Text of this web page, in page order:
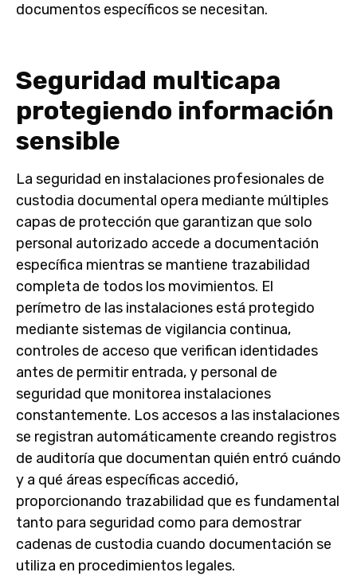
documentos específicos se necesitan.
Seguridad multicapa
protegiendo información
sensible
La seguridad en instalaciones profesionales de
custodia documental opera mediante múltiples
capas de protección que garantizan que solo
personal autorizado accede a documentación
específica mientras se mantiene trazabilidad
completa de todos los movimientos. El
perímetro de las instalaciones está protegido
mediante sistemas de vigilancia continua,
controles de acceso que verifican identidades
antes de permitir entrada, y personal de
seguridad que monitorea instalaciones
constantemente. Los accesos a las instalaciones
se registran automáticamente creando registros
de auditoría que documentan quién entró cuándo
y a qué áreas específicas accedió,
proporcionando trazabilidad que es fundamental
tanto para seguridad como para demostrar
cadenas de custodia cuando documentación se
utiliza en procedimientos legales.